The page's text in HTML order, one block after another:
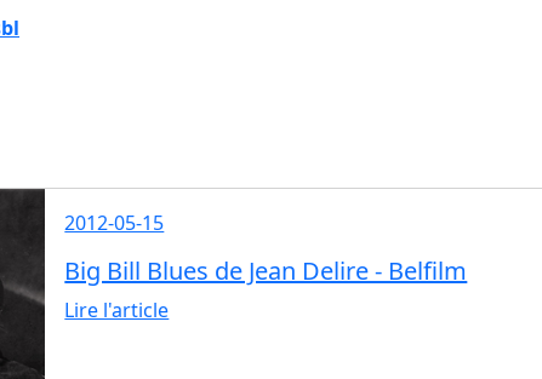
2012-05-15
Big Bill Blues de Jean Delire - Belfilm
Lire l'article